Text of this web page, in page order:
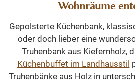
Wohnräume
Gepolsterte Küchenbank,
oder doch lieber eine
Truhenbank aus Kiefernholz,
Küchenbuffet im Landhausstil
Truhenbänke aus Holz in